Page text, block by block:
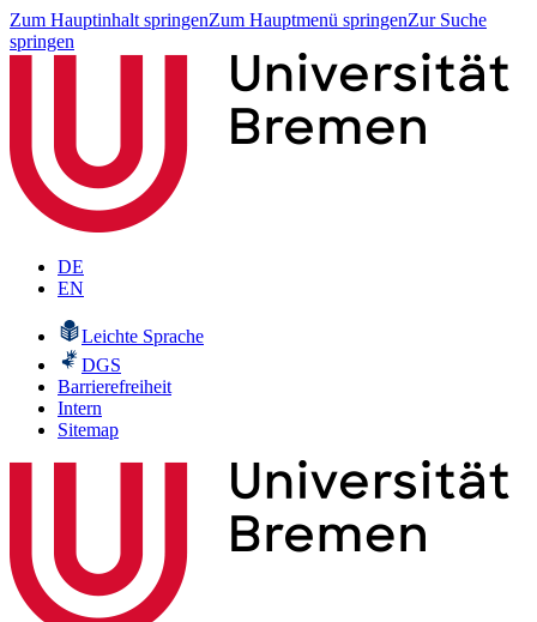
Zum Hauptinhalt springenZum Hauptmenü springenZur Suche
springen
DE
EN
Leichte Sprache
DGS
Barrierefreiheit
Intern
Sitemap